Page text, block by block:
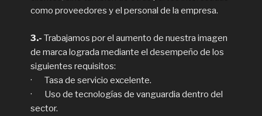
como proveedores y el personal de la empresa.
3.- Trabajamos por el aumento de nuestra imagen
de marca lograda mediante el desempeño de los
siguientes requisitos:
· Tasa de servicio excelente.
· Uso de tecnologías de vanguardia dentro del
sector.